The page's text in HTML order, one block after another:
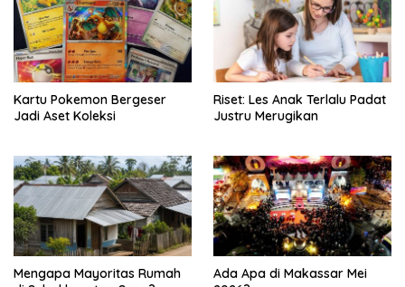
Kartu Pokemon Bergeser
Jadi Aset Koleksi
Riset: Les Anak Terlalu Padat
Justru Merugikan
Mengapa Mayoritas Rumah
Ada Apa di Makassar Mei